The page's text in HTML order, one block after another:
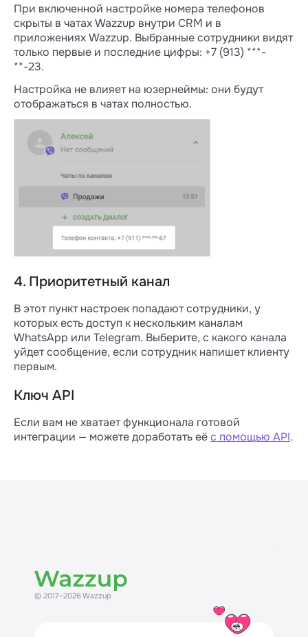
При включенной настройке номера телефонов
скрыты в чатах Wazzup внутри CRM и в
приложениях Wazzup. Выбранные сотрудники видят
только первые и последние цифры: +7 (913) ***-
**-23.
Настройка не влияет на юзернеймы: они будут
отображаться в чатах полностью.
4. Приоритетный канал
В этот пункт настроек попадают сотрудники, у
которых есть доступ к нескольким каналам
WhatsApp или Telegram. Выберите, с какого канала
уйдет сообщение, если сотрудник напишет клиенту
первым.
Ключ API
Если вам не хватает функционала готовой
интеграции — можете доработать еёс помощью API.
© 2017–2026 Wazzup